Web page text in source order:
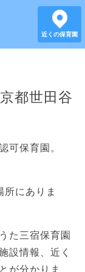
近くの保育園
都世田谷
可保育園。
所にありま
た三宿保育園
設情報、近く
が分かりま